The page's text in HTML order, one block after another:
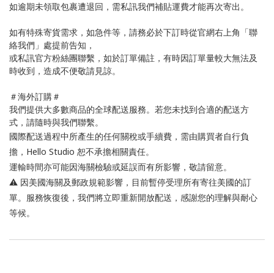
如逾期未領取包裹遭退回，需私訊我們補貼運費才能再次寄出。
如有特殊寄貨需求，如急件等，請務必於下訂時從官網右上角「聯
絡我們」處提前告知，
或私訊官方粉絲團聯繫，如於訂單備註，有時因訂單量較大無法及
時收到，造成不便敬請見諒。
＃海外訂購＃
我們提供大多數商品的全球配送服務。若您未找到合適的配送方
式，請隨時與我們聯繫。
國際配送過程中所產生的任何關稅或手續費，需由購買者自行負
擔，Hello Studio 恕不承擔相關責任。
運輸時間亦可能因海關檢驗或延誤而有所影響，敬請留意。
⚠️ 因美國海關及郵政規範影響，目前暫停受理所有寄往美國的訂
單。服務恢復後，我們將立即重新開放配送，感謝您的理解與耐心
等候。